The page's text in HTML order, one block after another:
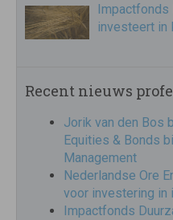
Impactfonds
investeert in
Recent nieuws
Jorik van den Bos
Equities & Bonds
Management
Nederlandse Ore
voor investering in
Impactfonds